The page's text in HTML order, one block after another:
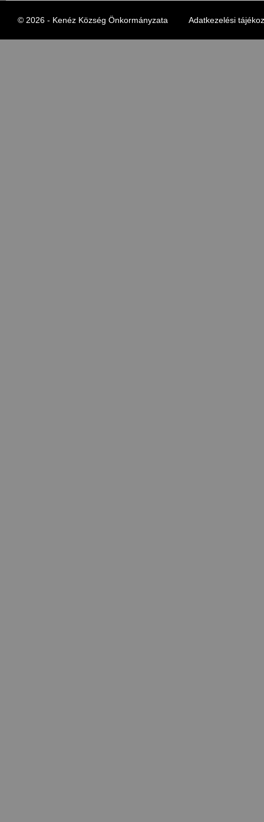
© 2026 - Kenéz Község Önkormányzata Adatkezelési